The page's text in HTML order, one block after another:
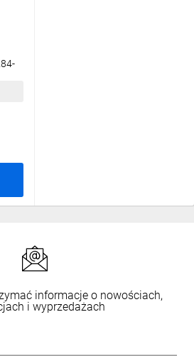
informacje o nowościach,
i wyprzedażach